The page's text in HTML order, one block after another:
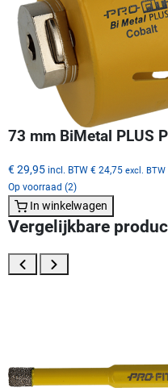
73 mm BiMetal PLUS
€ 29,95 incl. BTW € 24,75 excl. BTW
Op voorraad (2)
In winkelwagen
Vergelijkbare